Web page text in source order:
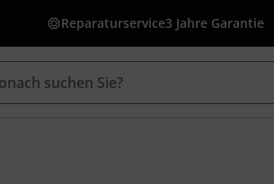
Reparaturservice3 Jahre Garantie